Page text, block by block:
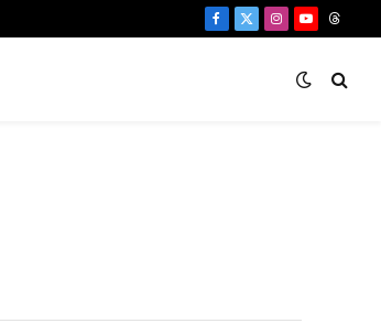
Facebook
X
Instagram
YouTube